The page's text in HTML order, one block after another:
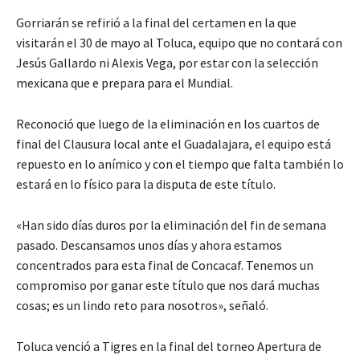
Gorriarán se refirió a la final del certamen en la que
visitarán el 30 de mayo al Toluca, equipo que no contará con
Jesús Gallardo ni Alexis Vega, por estar con la selección
mexicana que e prepara para el Mundial.
Reconoció que luego de la eliminación en los cuartos de
final del Clausura local ante el Guadalajara, el equipo está
repuesto en lo anímico y con el tiempo que falta también lo
estará en lo físico para la disputa de este título.
«Han sido días duros por la eliminación del fin de semana
pasado. Descansamos unos días y ahora estamos
concentrados para esta final de Concacaf. Tenemos un
compromiso por ganar este título que nos dará muchas
cosas; es un lindo reto para nosotros», señaló.
Toluca venció a Tigres en la final del torneo Apertura de